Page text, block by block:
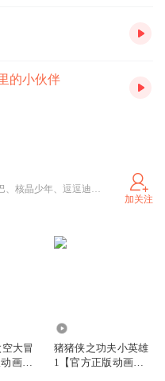
的小伙伴
咏声动漫旗下猪猪侠、百变校巴、核晶少年、逗逗迪迪、疯狂小糖等知名IP经典故事，用有温度的声音陪伴各位小伙伴~~~
加关注
大冒
画原
猪猪侠之功夫小英雄
1【官方正版动画原